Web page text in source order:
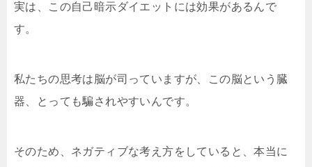
実は、この自己暗示ダイエットには効果があるんで
す。
私たちの思考は脳が司っていますが、この脳という臓
器、とっても騙されやすいんです。
そのため、ネガティブな考え方をしていると、本当に